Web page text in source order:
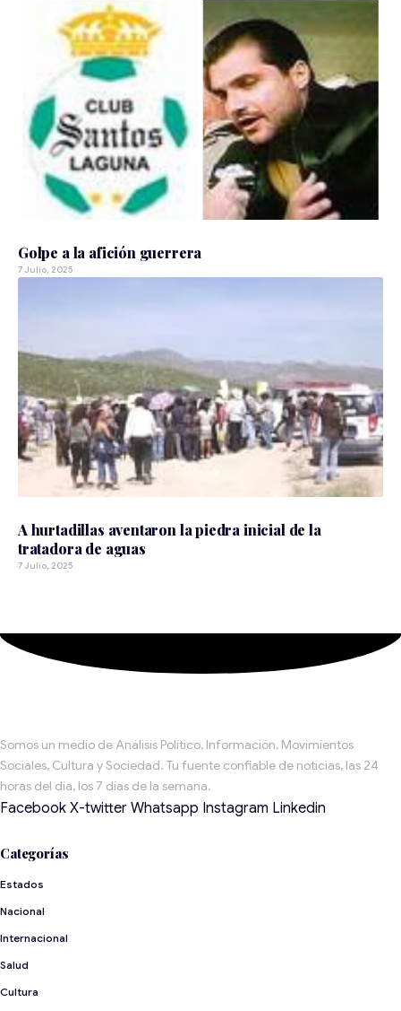
Golpe a la afición guerrera
7 Julio, 2025
A hurtadillas aventaron la piedra inicial de la
tratadora de aguas
7 Julio, 2025
Somos un medio de Análisis Político, Información, Movimientos
Sociales, Cultura y Sociedad. Tu fuente confiable de noticias, las 24
horas del día, los 7 días de la semana.
Facebook X-twitter Whatsapp Instagram Linkedin
Categorías
Estados
Nacional
Internacional
Salud
Cultura